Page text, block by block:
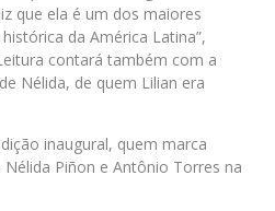
que ela é um dos maiores
da América Latina”,
contará também com a
Nélida, de quem Lilian era
inaugural, quem marca
Piñon e Antônio Torres na